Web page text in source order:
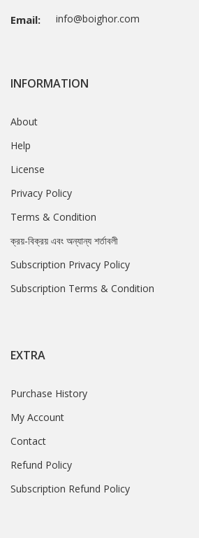
Email: info@boighor.com
INFORMATION
About
Help
License
Privacy Policy
Terms & Condition
ক্রয়-বিক্রয় এবং অন্যান্য শর্তাবলী
Subscription Privacy Policy
Subscription Terms & Condition
EXTRA
Purchase History
My Account
Contact
Refund Policy
Subscription Refund Policy